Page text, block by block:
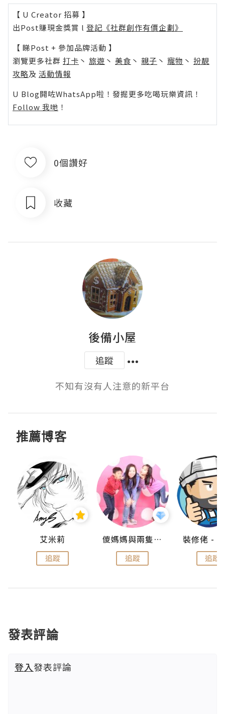
【 U Creator 招募 】
出Post賺現金獎賞 l 登記《社群創作有價企劃》
【 睇Post + 參加品牌活動 】
瀏覽更多社群 打卡 丶 旅遊 丶 美食 丶 親子 丶 寵物 丶 扮靚
攻略及 活動情報
U Blog開咗WhatsApp啦！發掘更多吃喝玩樂資訊！
Follow 我哋 ！
0個讚好
收藏
後備小屋
追蹤
不知有沒有人注意的新平台
推薦博客
艾米莉
追蹤
儍媽媽與兩隻小魔怪之家
追蹤 追蹤
發表評論
登入發表評論